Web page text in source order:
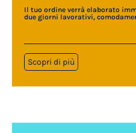
Il tuo ordine verrà elaborato
due giorni lavorativi,
Scopri di più